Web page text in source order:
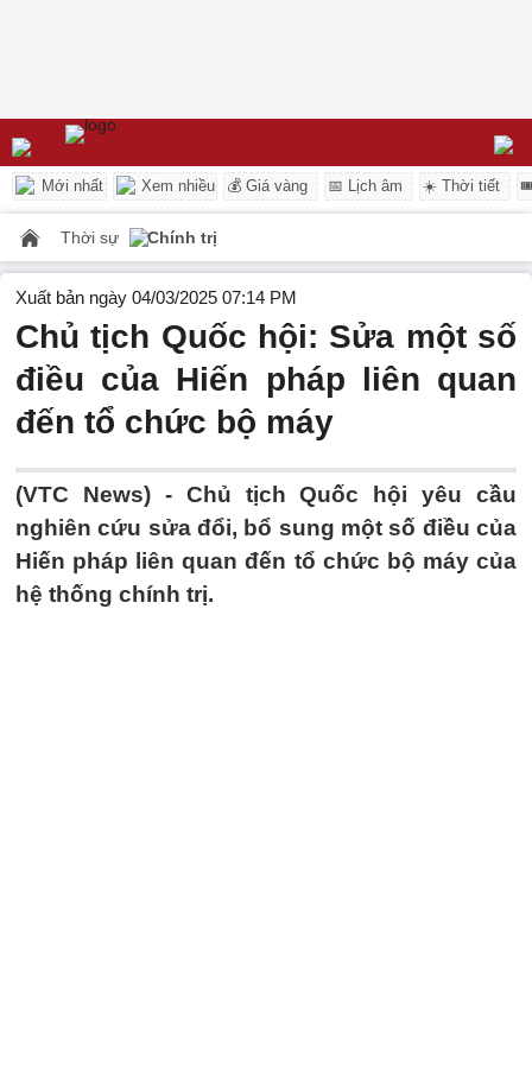
Mới nhất Xem nhiều 💰 Giá vàng 📅 Lịch âm ☀️ Thời tiết
Thời sự Chính trị
Xuất bản ngày 04/03/2025 07:14 PM
Chủ tịch Quốc hội: Sửa một số
điều của Hiến pháp liên quan
đến tổ chức bộ máy
(VTC News) - Chủ tịch Quốc hội yêu cầu
nghiên cứu sửa đổi, bổ sung một số điều của
Hiến pháp liên quan đến tổ chức bộ máy của
hệ thống chính trị.